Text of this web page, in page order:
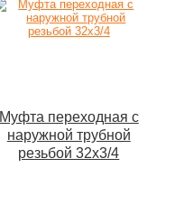
Муфта переходная с
наружной трубной
резьбой 32х3/4